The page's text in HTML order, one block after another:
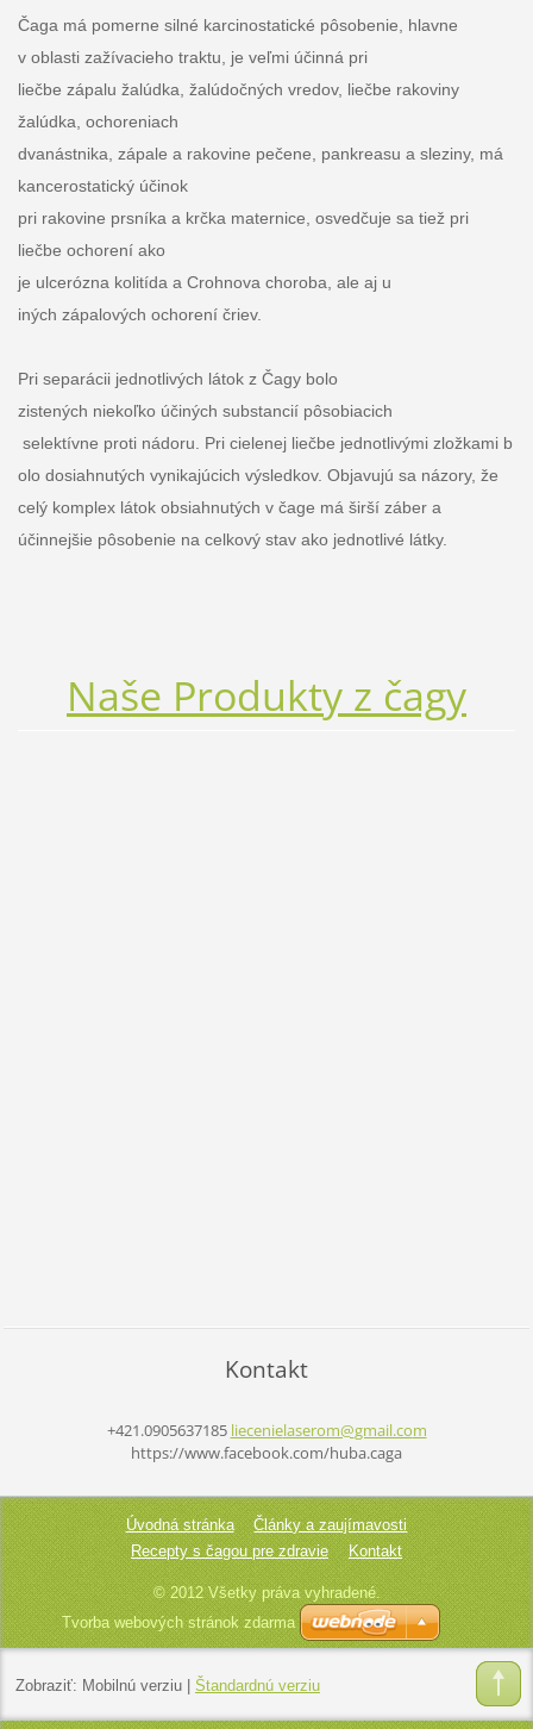
Čaga má pomerne silné karcinostatické pôsobenie, hlavne
v oblasti zažívacieho traktu, je veľmi účinná pri
liečbe zápalu žalúdka, žalúdočných vredov, liečbe rakoviny
žalúdka, ochoreniach
dvanástnika, zápale a rakovine pečene, pankreasu a sleziny, má
kancerostatický účinok
pri rakovine prsníka a krčka maternice, osvedčuje sa tiež pri
liečbe ochorení ako
je ulcerózna kolitída a Crohnova choroba, ale aj u
iných zápalových ochorení čriev.
Pri separácii jednotlivých látok z Čagy bolo
zistených niekoľko účiných substancií pôsobiacich
selektívne proti nádoru. Pri cielenej liečbe jednotlivými zložkami b
olo dosiahnutých vynikajúcich výsledkov. Objavujú sa názory, že
celý komplex látok obsiahnutých v čage má širší záber a
účinnejšie pôsobenie na celkový stav ako jednotlivé látky.
Naše Produkty z čagy
Kontakt
+421.0905637185 liecenielaserom@gmail.com
https://www.facebook.com/huba.caga
Úvodná stránka
Články a zaujímavosti
Recepty s čagou pre zdravie
Kontakt
© 2012 Všetky práva vyhradené.
Tvorba webových stránok zdarma
Zobraziť: Mobilnú verziu| Štandardnú verziu